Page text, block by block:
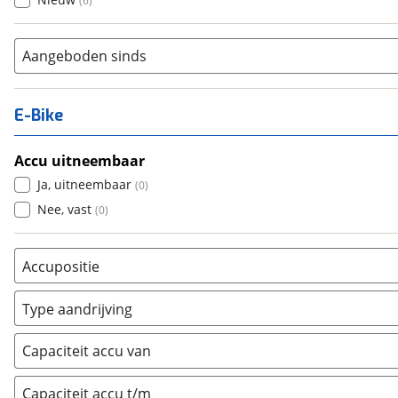
Aangeboden sinds
E-Bike
Accu uitneembaar
Ja, uitneembaar (0)
Nee, vast (0)
Accupositie
Bagagedrager (0)
Frame (0 )
Vloer (0
Achterbank (0)
Kofferbak (0)
Type aandrijving
Achterwiel (3)
Trapas
Voorwiel
Capaciteit accu van
Capaciteit accu t/m